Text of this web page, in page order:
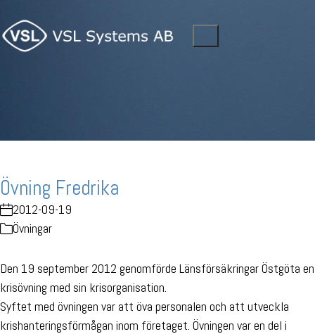
Övning Fredrika
2012-09-19
Övningar
Den 19 september 2012 genomförde Länsförsäkringar Östgöta en
krisövning med sin krisorganisation.
Syftet med övningen var att öva personalen och att utveckla
krishanteringsförmågan inom företaget. Övningen var en del i